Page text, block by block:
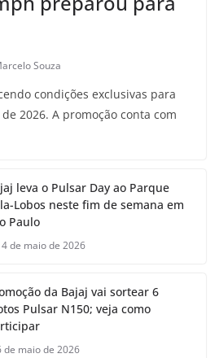
Souza
condições exclusivas para
2026. A promoção conta com
leva o Pulsar Day ao Parque
Lobos neste fim de semana em
Paulo
de maio de 2026
da Bajaj vai sortear 6
Pulsar N150; veja como
de maio de 2026